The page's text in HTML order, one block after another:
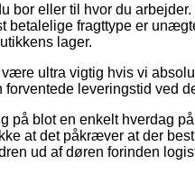
bor eller til hvor du
fragttype er
lager.
ultra vigtig hvis vi
leveringstid ved
på blot en enkelt hverdag
at det påkræver at der
ud af døren forinden